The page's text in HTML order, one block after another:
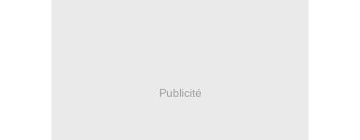
Publicité